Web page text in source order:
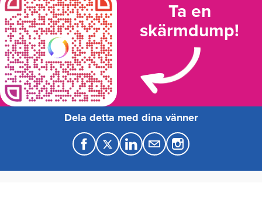
Ta en
skärmdump!
Dela detta med dina vänner
F
a
T
w
L
i
M
a